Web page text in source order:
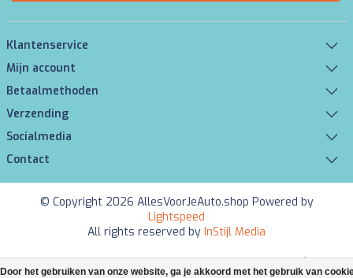
Klantenservice
Mijn account
Betaalmethoden
Verzending
Socialmedia
Contact
© Copyright 2026 AllesVoorJeAuto.shop Powered by
Lightspeed
All rights reserved by InStijl Media
Beoordeling opKiyOhvoor AllesVoorJeAuto.shop: 9.4/10 (6083
beoordelingen)
Door het gebruiken van onze website, ga je akkoord met het gebruik van